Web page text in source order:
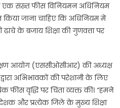
एक सख्त फीस विनियमन अधिनियम
जाना चाहिए कि अधिनियम में
ढांचे के बजाय शिक्षा की गुणवत्ता पर
आयोग (एससीओसीआर) की अध्यक्ष
अभिभावकों की परेशानी के लिए
फीस वृद्धि पर चिंता व्यक्त की। “हमने
और प्रत्येक जिले के मुख्य शिक्षा